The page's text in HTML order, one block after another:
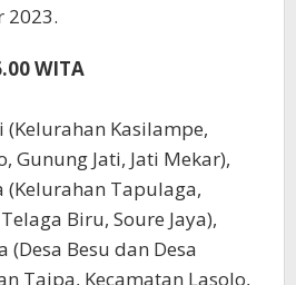
2023.
WITA
(Kelurahan Kasilampe,
Gunung Jati, Jati Mekar),
(Kelurahan Tapulaga,
Biru, Soure Jaya),
Besu dan Desa
Taipa, Kecamatan Lasolo,